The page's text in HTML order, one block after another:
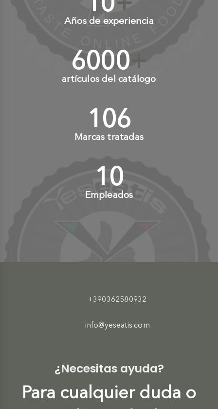
Años de experiencia
6000+
artículos del catálogo
110+
Marcas tratadas
10+
Empleados
+390362580932
info@yeseatis.com
¿Necesitas ayuda?
Para cualquier duda o